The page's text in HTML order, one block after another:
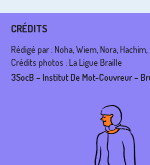
CRÉDITS
Rédigé par : Noha, Wiem, Nora, Hachim,
Crédits photos : La Ligue Braille
3SocB – Institut De Mot-Couvreur –